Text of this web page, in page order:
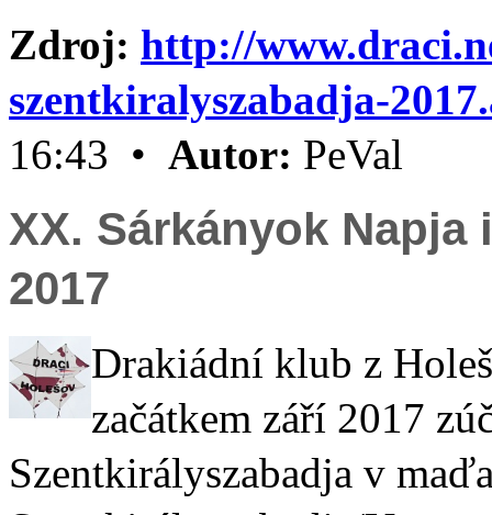
Zdroj: http://
szentkiralyszabadja-
16:43 • Autor: PeVal
XX. Sárkányok
2017
Drakiádní klub z
začátkem září 2017
Szentkirályszabadja v